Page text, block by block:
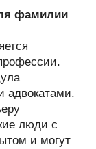
фамилии
адвокатами.
люди с
и могут